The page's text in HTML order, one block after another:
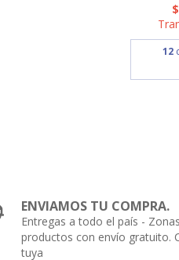
12
ENVIAMOS TU COMPRA.
Entregas a todo el país -
productos con envío gratuito.
tuya